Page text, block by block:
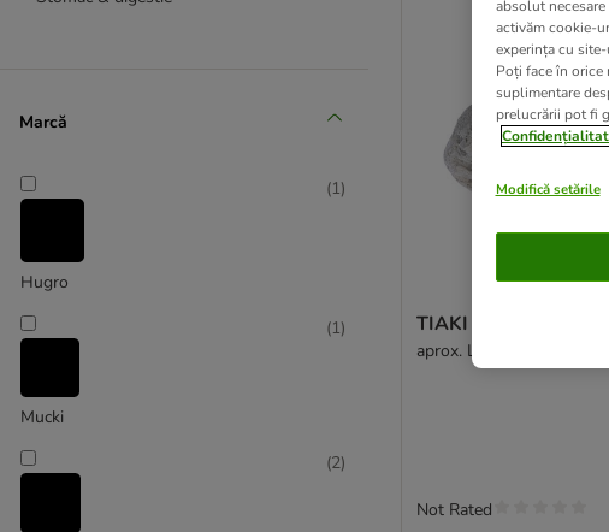
Marcă
Hugro
(1)
Mucki
(1)
(2)
TIAKI Piatră de lavă
aprox. L 9,5 x l 6,5 x î 5 cm
Not Rated
absolut
activăm cookie-
experința cu
Poți face în
suplimentare
prelucrării pot fi
Modifică setările